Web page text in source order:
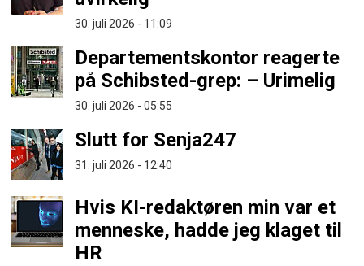
30. juli 2026 - 11:09
Departementskontor reagerte
på Schibsted-grep: – Urimelig
30. juli 2026 - 05:55
Slutt for Senja247
31. juli 2026 - 12:40
Hvis KI-redaktøren min var et
menneske, hadde jeg klaget til
HR